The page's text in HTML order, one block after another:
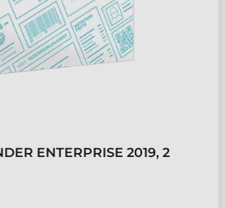
ENTERPRISE 2019, 2